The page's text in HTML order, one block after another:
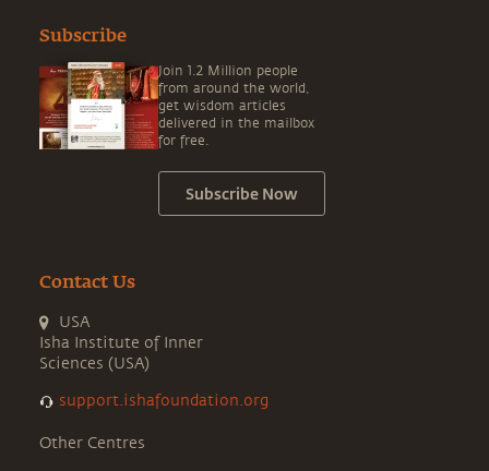
Subscribe
Join 1.2 Million people
from around the world,
get wisdom articles
delivered in the mailbox
for free.
Subscribe Now
Contact Us
USA
Isha Institute of Inner
Sciences (USA)
support.ishafoundation.org
Other Centres